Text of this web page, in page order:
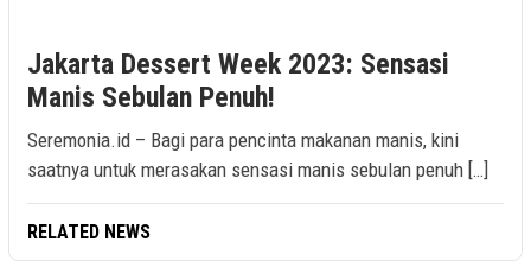
Jakarta Dessert Week 2023: Sensasi
Manis Sebulan Penuh!
Seremonia.id – Bagi para pencinta makanan manis, kini
saatnya untuk merasakan sensasi manis sebulan penuh […]
RELATED NEWS